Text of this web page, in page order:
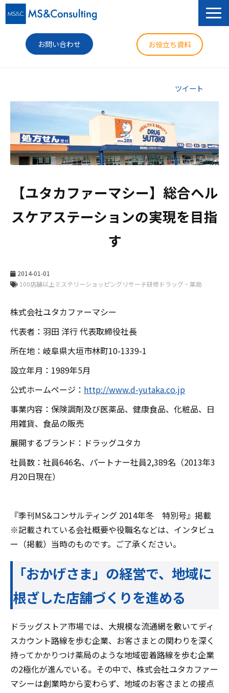
お問い合わせ お役立ち資料
セミナー
コラム
企業情報
ツイート
【ユタカファーマシー】総合ヘル
スケアステーションの実現を目指
す
2014-01-01
株式会社ユタカファーマシー
代表者：羽田 洋行 代表取締役社長
所在地：岐阜県大垣市林町10-1339-1
設立年月：1989年5月
公式ホームページ： http://www.d-yutaka.co.jp
事業内容：保険調剤及び医薬品、健康食品、化粧品、日
用雑貨、食品の販売
展開するブランド：ドラッグユタカ
社員数：社員646名、パートナー社員2,389名（2013年3
月20日現在）
『季刊MS&コンサルティング 2014年冬 特別号』掲載
※記載されている会社概要や役職名などは、インタビュ
ー（掲載）当時のものです。ご了承ください。
「おかげさま」の経営で、地域に
根ざした店舗づくりを進める
ドラッグストア市場では、大規模な流通網を敷いてディ
スカウント路線を歩む企業、お客さまとの関わりを深く
持ってかかりつけ薬局のような地域密着路線を歩む企業
の2極化が進んでいる。その中で、株式会社ユタカファー
マシーは創業時から変わらず、地域のお客さまとの接点